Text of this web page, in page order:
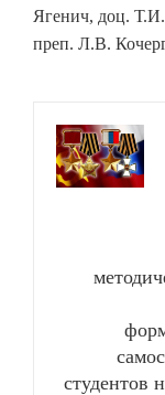
Ягенич, доц.
преп. Л.В.
студентов